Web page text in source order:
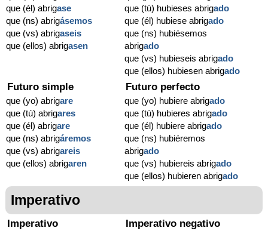
que (él) abrigase
que (ns) abrigásemos
que (vs) abrigaseis
que (ellos) abrigasen
que (tú) hubieses abrigado
que (él) hubiese abrigado
que (ns) hubiésemos
abrigado
que (vs) hubieseis abrigado
que (ellos) hubiesen abrigado
Futuro simple
que (yo) abrigare
que (tú) abrigares
que (él) abrigare
que (ns) abrigáremos
que (vs) abrigareis
que (ellos) abrigaren
Futuro perfecto
que (yo) hubiere abrigado
que (tú) hubieres abrigado
que (él) hubiere abrigado
que (ns) hubiéremos
abrigado
que (vs) hubiereis abrigado
que (ellos) hubieren abrigado
Imperativo
Imperativo Imperativo negativo